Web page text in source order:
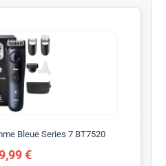
Bleue Series 7 BT7520
€